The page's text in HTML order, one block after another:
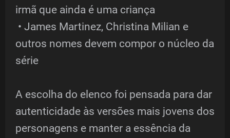
irmã que ainda é uma criança
• James Martinez, Christina Milian e
outros nomes devem compor o núcleo da
série
A escolha do elenco foi pensada para dar
autenticidade às versões mais jovens dos
personagens e manter a essência da